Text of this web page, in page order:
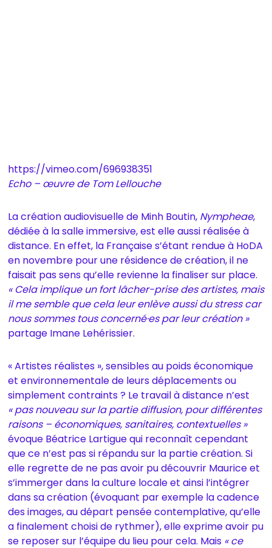
https://vimeo.com/696938351
Echo – œuvre de Tom Lellouche
La création audiovisuelle de Minh Boutin, Nympheae,
dédiée à la salle immersive, est elle aussi réalisée à
distance. En effet, la Française s’étant rendue à HoDA
en novembre pour une résidence de création, il ne
faisait pas sens qu’elle revienne la finaliser sur place.
« Cela implique un fort lâcher-prise des artistes, mais
il me semble que cela leur enlève aussi du stress car
nous sommes tous concerné·es par leur création »
partage Imane Lehérissier.
« Artistes réalistes », sensibles au poids économique
et environnementale de leurs déplacements ou
simplement contraints ? Le travail à distance n’est
« pas nouveau sur la partie diffusion, pour différentes
raisons – économiques, sanitaires, contextuelles »
évoque Béatrice Lartigue qui reconnaît cependant
que ce n’est pas si répandu sur la partie création. Si
elle regrette de ne pas avoir pu découvrir Maurice et
s’immerger dans la culture locale et ainsi l’intégrer
dans sa création (évoquant par exemple la cadence
des images, au départ pensée contemplative, qu’elle
a finalement choisi de rythmer), elle exprime avoir pu
se reposer sur l’équipe du lieu pour cela. Mais « ce